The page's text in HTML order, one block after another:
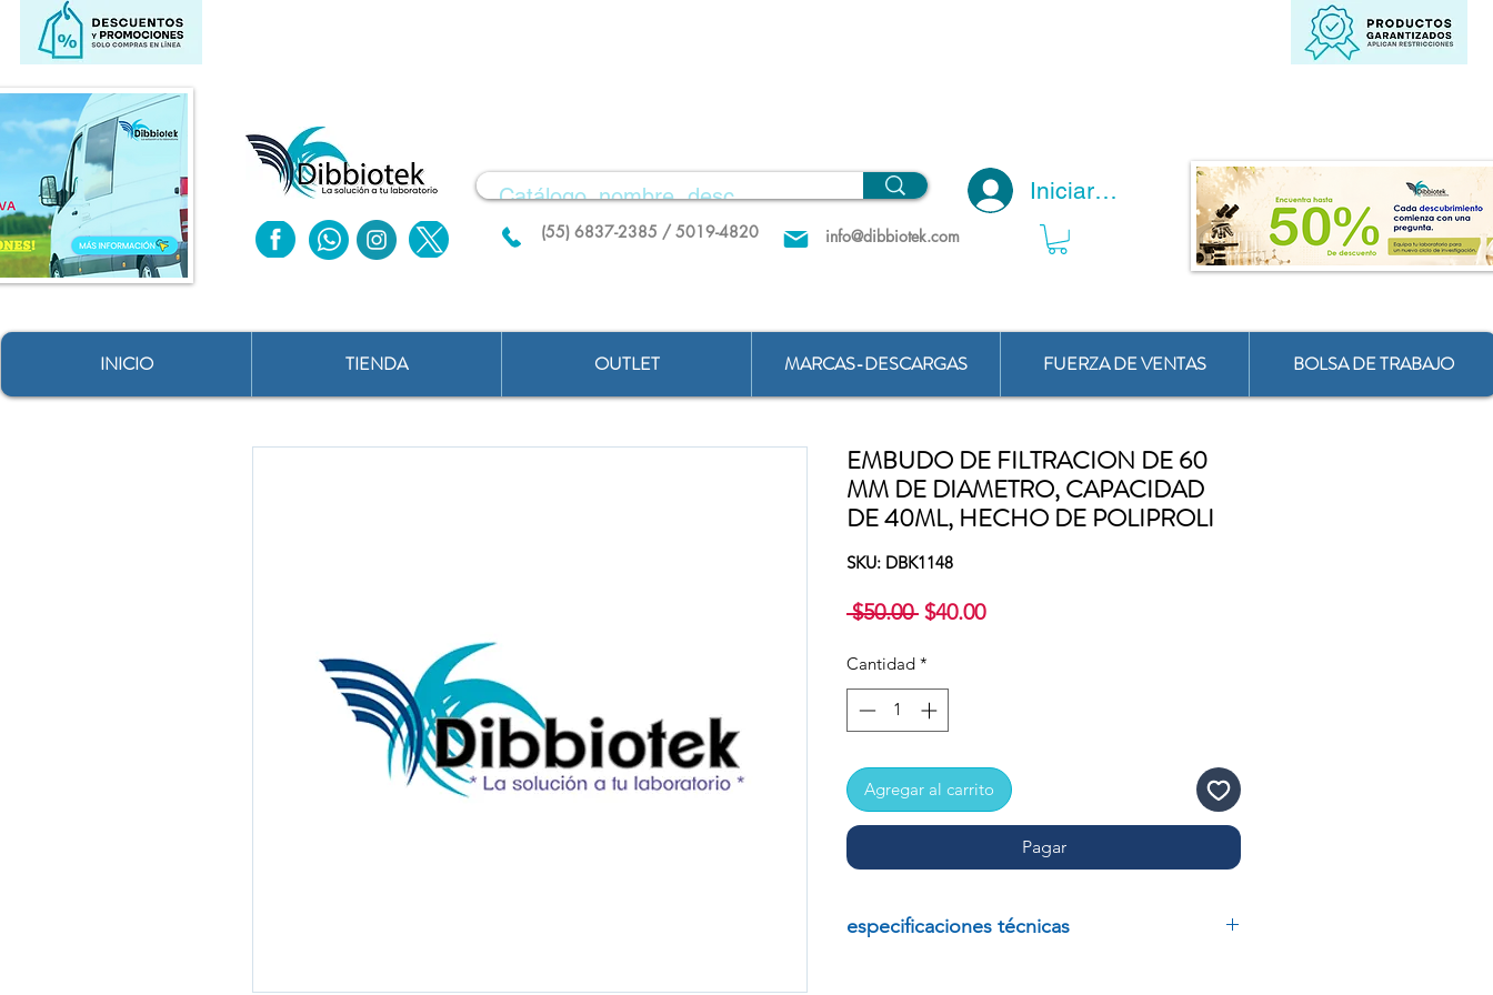
Iniciar Sesión
(55) 6837-2385 / 5019-4820 info@dibbiotek.com
INICIO TIENDA OUTLET MARCAS-DESCARGAS FUERZA DE VENTAS BOLSA DE TRABAJO
EMBUDO DE FILTRACION DE 60
MM DE DIAMETRO, CAPACIDAD
DE 40ML, HECHO DE POLIPROLI
SKU: DBK1148
$50.00 Precio
$40.00Precio
Cantidad *
Agregar al carrito
Pagar
especificaciones técnicas